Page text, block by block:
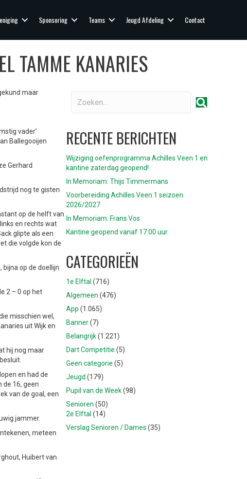
Sponsoring Teams Jeugd Afdeling Contact
TAMME KANARIES
maar
vader’
Ballegooijen
Gerhard
nog te gisten
op de helft van
en rechts wat
glipte als een
die volgde kon de
bijna op de doellijn
2 – 0 op het
misschien wel,
uit Wijk en
hij nog maar
en had de
de 16, geen
van de goal, een
jammer.
meteen
Huibert van
RECENTE BERICHTEN
Wijziging oefenprogramma Achilles Veen 1 en
kantine zaterdag geopend!
In Memoriam: Thijs Timmermans
Voorbereiding Achilles Veen 1 seizoen
2026/2027
In Memoriam: Frans Vos
Kantine geopend vanaf 17:00 uur
CATEGORIEËN
1e Elftal (716)
Algemeen (476)
App (1.065)
Banner(7)
Belangrijk(1.221)
Dart Competitie (5)
Geen categorie (5)
Jeugd (179)
Pupil van de Week(98)
Senioren (50)
2e Elftal (14)
Verslag Senioren / Dames (35)